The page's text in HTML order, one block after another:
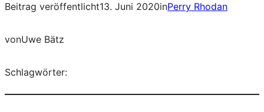
Beitrag veröffentlicht13. Juni 2020inPerry Rhodan
vonUwe Bätz
Schlagwörter: